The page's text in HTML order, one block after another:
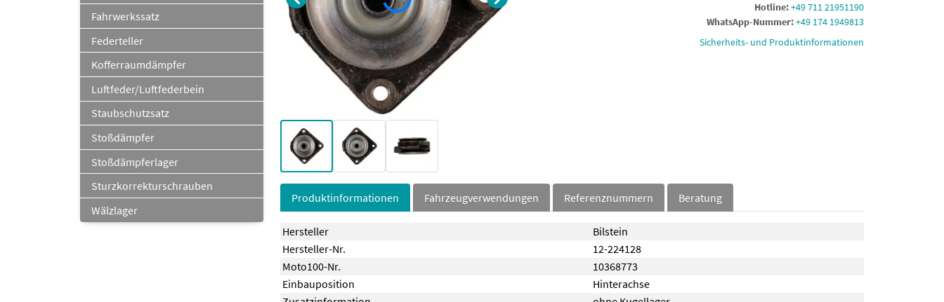
Fahrwerkssatz
Federteller
Kofferraumdämpfer
Luftfeder/Luftfederbein
Staubschutzsatz
Stoßdämpfer
Stoßdämpferlager
Sturzkorrekturschrauben
Wälzlager
Hotline:+49 711 21951190
WhatsApp-Nummer:+49 174 1949813
Sicherheits- und Produktinformationen
Produktinformationen Fahrzeugverwendungen Referenznummern Beratung
Hersteller
Bilstein
Hersteller-Nr.
12-224128
Moto100-Nr.
10368773
Einbauposition
Hinterachse